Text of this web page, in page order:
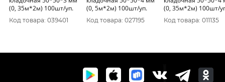
(0, 35м*2м) 100шт/уп.
Код товара: 039401
(0, 5м*2м) 100шт/уп.
Код товара: 027195
(0, 35м*2м) 100шт/
Код товара: 011135